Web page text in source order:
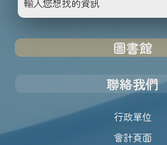
圖書館
聯絡我們
行政單位
會計頁面